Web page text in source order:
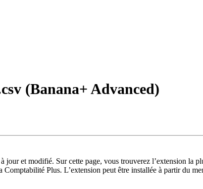
(Banana+ Advanced)
et modifié. Sur cette page, vous trouverez l’extension la
Plus. L’extension peut être installée à partir du